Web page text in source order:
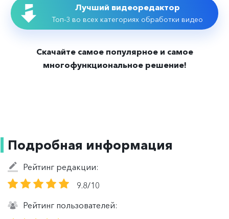
Лучший видеоредактор
Топ-3 во всех категориях обработки видео
Скачайте самое популярное и самое
многофункциональное решение!
Подробная информация
Рейтинг редакции:
9.8/10
Рейтинг пользователей: